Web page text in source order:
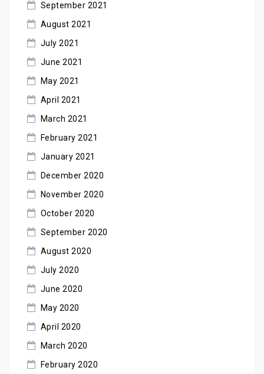
September 2021
August 2021
July 2021
June 2021
May 2021
April 2021
March 2021
February 2021
January 2021
December 2020
November 2020
October 2020
September 2020
August 2020
July 2020
June 2020
May 2020
April 2020
March 2020
February 2020